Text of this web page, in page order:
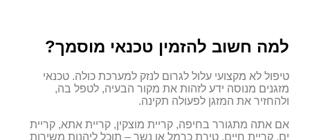
למה חשוב להזמין טכנאי מוסמך?
טיפול לא מקצועי עלול לגרום לנזק למערכת כולה. טכנאי
מזגנים מנוסה ידע לזהות את מקור הבעיה, לטפל בה,
ולהחזיר את המזגן לפעולה תקינה.
אם אתה מתגורר בחיפה, קריית מוצקין, קריית אתא, קריית
ים, קריית חיים, טירת כרמל או נשר – תוכל ליהנות משירות